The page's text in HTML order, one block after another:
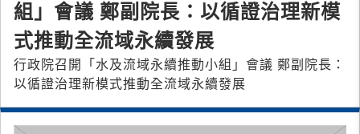
組」會議 鄭副院長：以循證治理新模
式推動全流域永續發展
行政院召開「水及流域永續推動小組」會議 鄭副院長：
以循證治理新模式推動全流域永續發展